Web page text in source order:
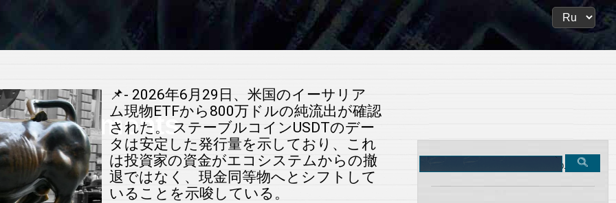
Search
on
the
Investments
📌- 2026年6月29日、米国のイーサリア
ム現物ETFから800万ドルの純流出が確認
された。 ステーブルコインUSDTのデー
タは安定した発行量を示しており、これ
は投資家の資金がエコシステムからの撤
退ではなく、現金同等物へとシフトして
いることを示唆している。
62,900.81